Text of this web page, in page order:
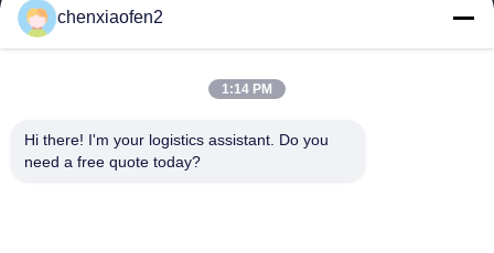
Γρήγοροι
Επικοινωνήστε μαζί μας
chenxiaofen2
1:14 PM
Hi there! I'm your logistics assistant. Do you
need a free quote today?